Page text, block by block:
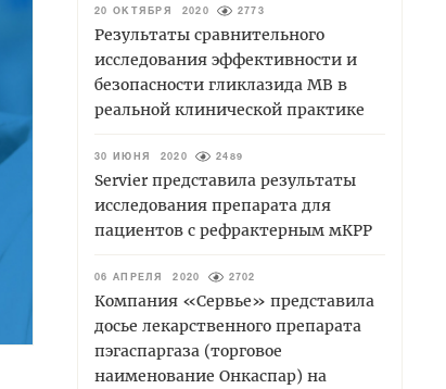
20 ОКТЯБРЯ 2020 2773
Результаты сравнительного
исследования эффективности и
безопасности гликлазида МВ в
реальной клинической практике
30 ИЮНЯ 2020 2489
Servier представила результаты
исследования препарата для
пациентов с рефрактерным мКРР
06 АПРЕЛЯ 2020 2702
Компания «Сервье» представила
досье лекарственного препарата
пэгаспаргаза (торговое
наименование Онкаспар) на